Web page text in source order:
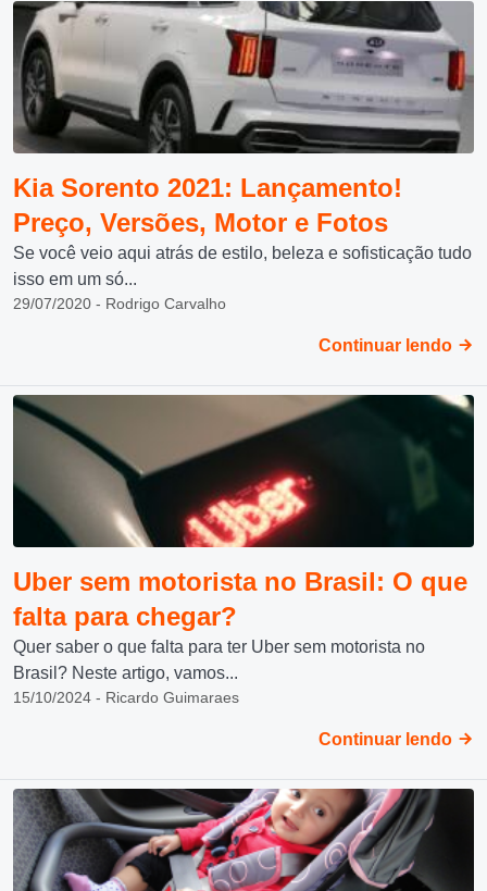
Kia Sorento 2021: Lançamento!
Preço, Versões, Motor e Fotos
Se você veio aqui atrás de estilo, beleza e sofisticação tudo
isso em um só...
29/07/2020 - Rodrigo Carvalho
Continuar lendo
Uber sem motorista no Brasil: O que
falta para chegar?
Quer saber o que falta para ter Uber sem motorista no
Brasil? Neste artigo, vamos...
15/10/2024 - Ricardo Guimaraes
Continuar lendo